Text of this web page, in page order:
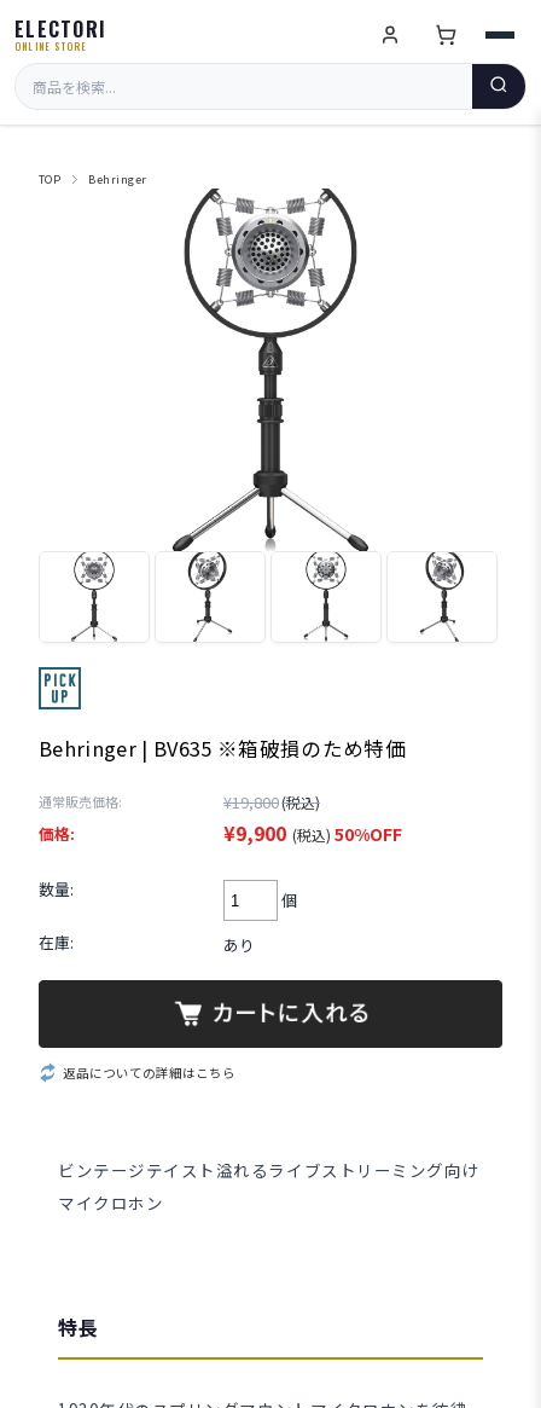
ELECTORI
ONLINE STORE
TOP Behringer
Behringer | BV635 ※箱破損のため特価
通常販売価格: ¥19,800(税込)
価格: ¥9,900 (税込) 50%OFF
数量:
個
在庫:
あり
返品についての詳細はこちら
ビンテージテイスト溢れるライブストリーミング向け
マイクロホン
特長